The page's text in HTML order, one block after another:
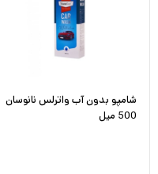
شامپو بدون آب واترلس نانوسان
500 میل